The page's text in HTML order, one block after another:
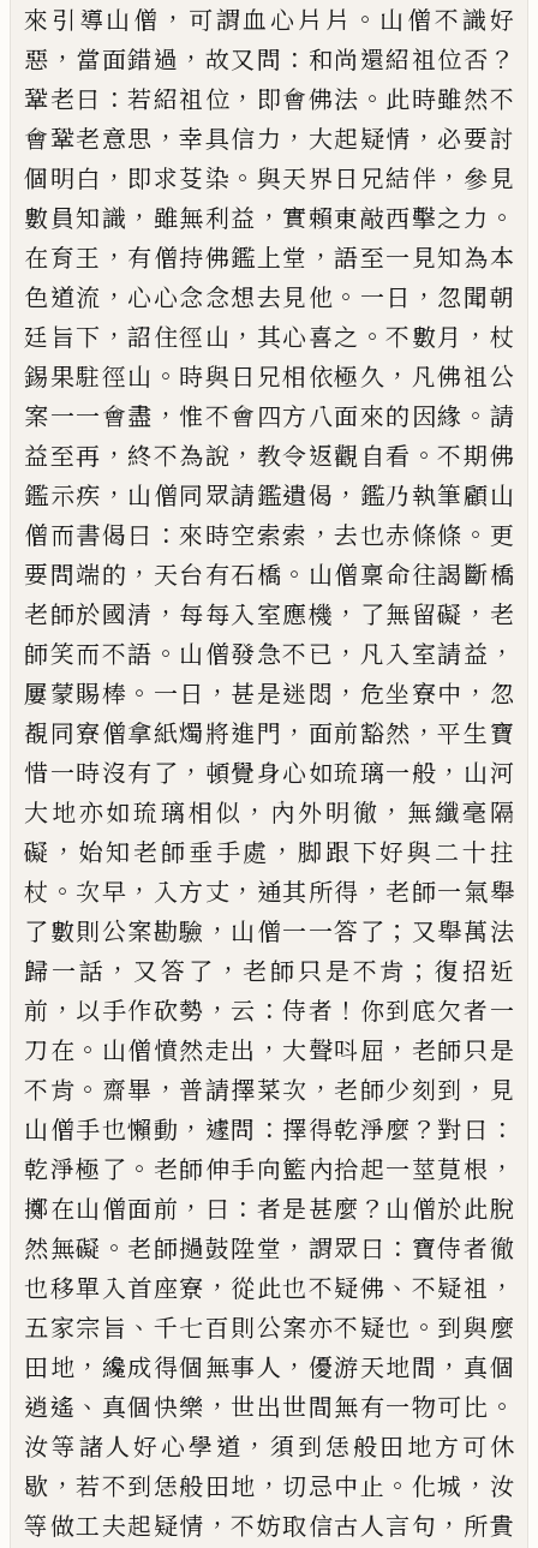
來引導山僧 ， 可謂血心片片 。 山僧不識好
惡 ， 當面錯過 ， 故又問 ： 和尚還紹祖位否 ？
鞏老曰 ：若紹祖位 ， 即會佛法 。 此時雖然不
會鞏老意思 ，幸具信力 ， 大起疑情 ， 必要討
個明白 ， 即求芟染 。 與天界日兄結伴 ， 參見
數員知識 ， 雖無利益 ， 實賴東敲西擊之力 。
在育王 ， 有僧持佛鑑上堂 ，語至一見知為本
色道流 ， 心心念念想去見他 。 一日 ， 忽聞朝
廷旨下 ，詔住徑山 ， 其心喜之 。不數月 ， 杖
錫果駐徑山 。 時與日兄相依極久 ， 凡佛祖公
案一一會盡 ， 惟不會四方八面來的因緣 。 請
益至再 ， 終不為說 ， 教令返觀自看 。不期佛
鑑示疾 ， 山僧同眾請鑑遺偈 ， 鑑乃執筆顧山
僧而書偈曰 ： 來時空索索 ，去也赤條條 。 更
要問端的 ， 天台有石橋 。 山僧稟命往謁斷橋
老師於國清 ， 每每入室應機 ， 了無留礙 ， 老
師笑而不語 。 山僧發急不已 ， 凡入室請益 ，
屢蒙賜棒 。 一日 ， 甚是迷悶 ， 危坐寮中 ， 忽
覩同寮僧拿紙燭將進門 ， 面前豁然 ，平生寶
惜一時沒有了 ， 頓覺身心如琉璃一般 ， 山河
大地亦如琉璃相似 ， 內外明徹 ， 無纖毫隔
礙 ， 始知老師垂手處 ， 脚跟下好與二十拄
杖 。 次早 ， 入方丈 ， 通其所得 ， 老師一氣舉
了數則公案勘驗 ， 山僧一一答了 ； 又舉萬法
歸一話 ， 又答了 ， 老師只是不肯 ； 復招近
前 ， 以手作砍勢 ， 云 ：侍者 ！ 你到底欠者一
刀在 。 山僧憤然走出 ， 大聲呌屈 ， 老師只是
不肯 。 齋畢 ， 普請擇菜次 ， 老師少刻到 ， 見
山僧手也懶動 ， 遽問 ： 擇得乾淨麼 ？對曰 ：
乾淨極了 。 老師伸手向籃內拾起一莖莧根 ，
擲在山僧面前 ， 曰 ： 者是甚麼 ？ 山僧於此脫
然無礙 。 老師撾鼓陞堂 ， 謂眾曰 ： 寶侍者徹
也移單入首座寮 ， 從此也不疑佛 、 不疑祖 ，
五家宗旨 、 千七百則公案亦不疑也 。 到與麼
田地 ， 纔成得個無事人 ， 優游天地間 ， 真個
逍遙 、 真個快樂 ， 世出世間無有一物可比 。
汝等諸人好心學道 ， 須到恁般田地方可休
歇 ，若不到恁般田地 ， 切忌中止 。 化城 ， 汝
等做工夫起疑情 ，不妨取信古人言句 ， 所貴